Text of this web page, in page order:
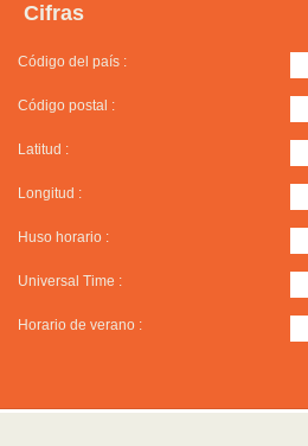
Cifras
Código del país :
Código postal :
Latitud :
Longitud :
Huso horario :
Universal Time :
Horario de verano :